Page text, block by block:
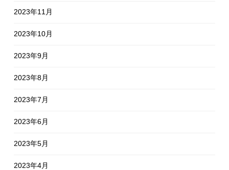
2023年11月
2023年10月
2023年9月
2023年8月
2023年7月
2023年6月
2023年5月
2023年4月